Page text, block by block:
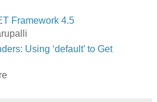
Framework 4.5
Using ‘default’ to Get